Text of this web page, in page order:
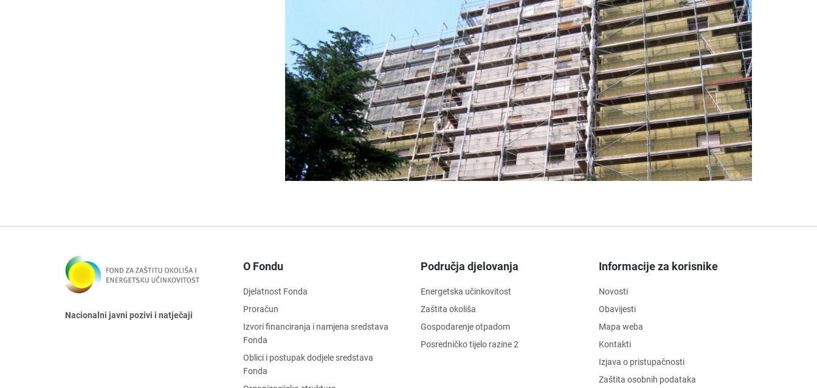
Nacionalni javni pozivi i natječaji
O Fondu
Djelatnost Fonda
Proračun
Izvori financiranja i namjena sredstava
Fonda
Oblici i postupak dodjele sredstava
Fonda
Područja djelovanja
Energetska učinkovitost
Zaštita okoliša
Gospodarenje otpadom
Posredničko tijelo razine 2
Informacije za korisnike
Novosti
Obavijesti
Mapa weba
Kontakti
Izjava o pristupačnosti
Zaštita osobnih podataka